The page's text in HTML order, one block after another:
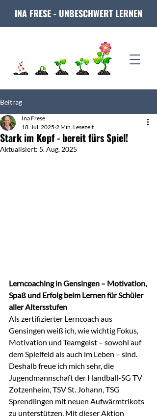
INA FRESE - UNBESCHWERT LERNEN
Beitrag
Stark im Kopf - bereit fürs Spiel!
Ina Frese
18. Juli 2025 2 Min. Lesezeit
Aktualisiert: 5. Aug. 2025
Lerncoaching in Gensingen – Motivation,
Spaß und Erfolg beim Lernen für Schüler
aller Altersstufen
Als zertifizierter Lerncoach aus
Gensingen weiß ich, wie wichtig Fokus,
Motivation und Teamgeist – sowohl auf
dem Spielfeld als auch im Leben – sind.
Deshalb freue ich mich sehr, die
Jugendmannschaft der Handball-SG TV
Zotzenheim, TSV St. Johann, TSG
Sprendlingen mit neuen Aufwärmtrikots
zu unterstützen. Mit dieser Aktion